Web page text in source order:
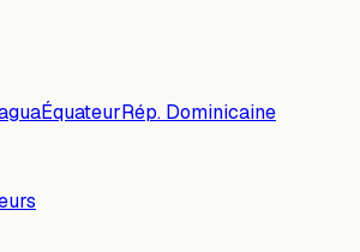
ÉquateurRép. Dominicaine